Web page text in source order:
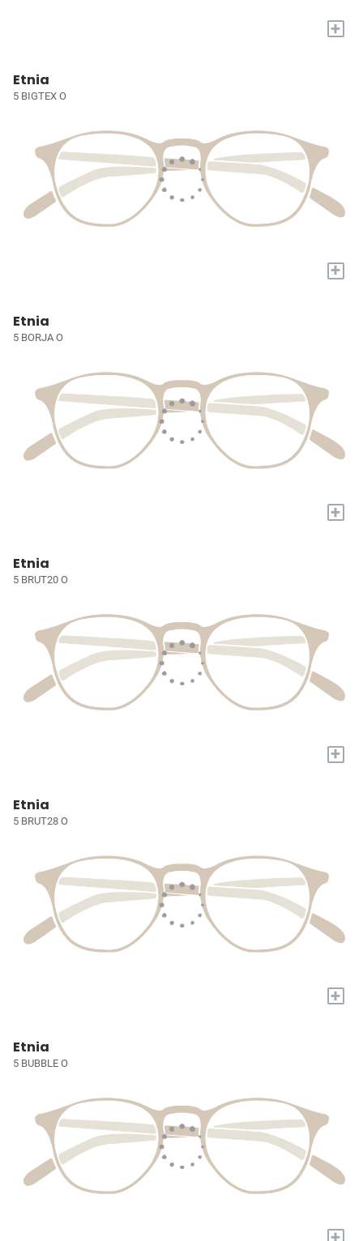
+
Etnia
5 BIGTEX O
+
Etnia
5 BORJA O
+
Etnia
5 BRUT20 O
+
Etnia
5 BRUT28 O
+
Etnia
5 BUBBLE O